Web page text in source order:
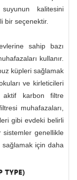
kalitesini
bir seçenektir.
sahip bazı
kullanır.
küpleri sağlamak
ve kirleticileri
aktif karbon filtre
muhafazaları,
gibi evdeki belirli
sistemler genellikle
sağlamak için daha